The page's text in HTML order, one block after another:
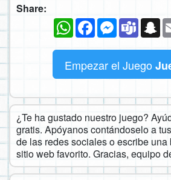
Share:
WhatsAppFacebookMessenger
Teams
Empezar el Juego
¿Te ha gustado nuestro juego?
gratis. Apóyanos contándoselo a
de las redes sociales o escribe una
sitio web favorito. Gracias, equipo